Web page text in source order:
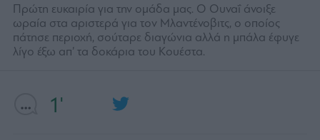
1'
Πρώτη ευκαιρία για την ομάδα μας. Ο Ουναΐ άνοιξε
ωραία στα αριστερά για τον Μλαντένοβιτς, ο οποίος
πάτησε περιοχή, σούταρε διαγώνια αλλά η μπάλα έφυγε
λίγο έξω απ’ τα δοκάρια του Κουέστα.